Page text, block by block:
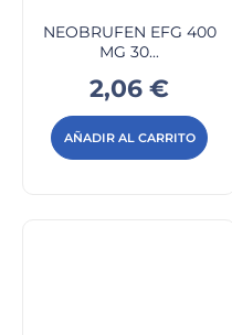
NEOBRUFEN EFG 400
MG 30...
Precio
2,06 €
AÑADIR AL CARRITO